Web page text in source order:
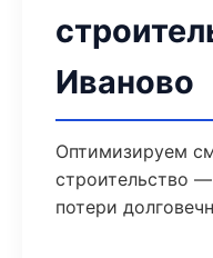
Иваново
Оптимизируем
строительство
потери